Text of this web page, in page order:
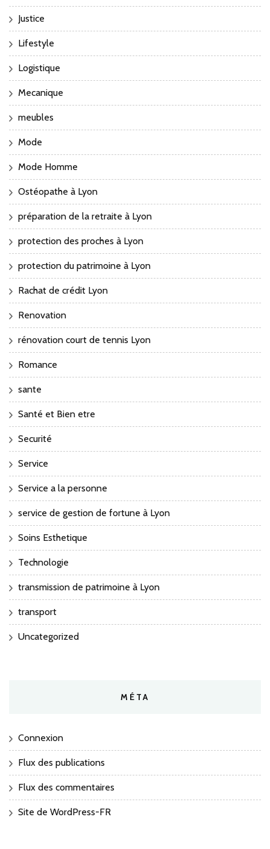
Justice
Lifestyle
Logistique
Mecanique
meubles
Mode
Mode Homme
Ostéopathe à Lyon
préparation de la retraite à Lyon
protection des proches à Lyon
protection du patrimoine à Lyon
Rachat de crédit Lyon
Renovation
rénovation court de tennis Lyon
Romance
sante
Santé et Bien etre
Securité
Service
Service a la personne
service de gestion de fortune à Lyon
Soins Esthetique
Technologie
transmission de patrimoine à Lyon
transport
Uncategorized
MÉTA
Connexion
Flux des publications
Flux des commentaires
Site de WordPress-FR